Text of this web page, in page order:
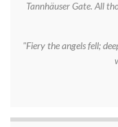
Tannhäuser Gate. All
"Fiery the angels fell;